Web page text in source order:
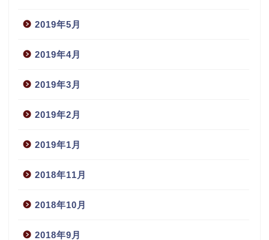
2019年5月
2019年4月
2019年3月
2019年2月
2019年1月
2018年11月
2018年10月
2018年9月